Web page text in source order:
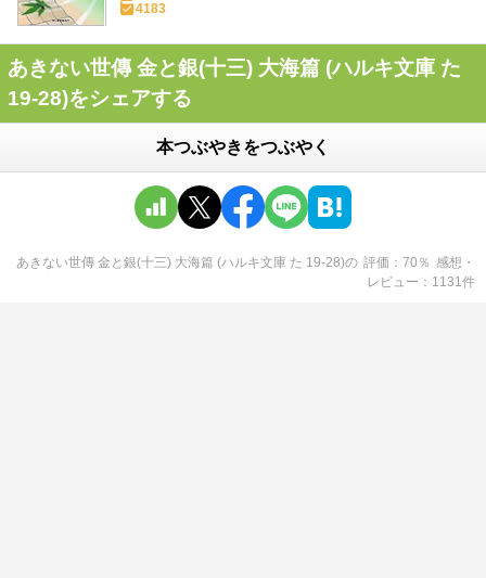
4183
あきない世傳 金と銀(十三) 大海篇 (ハルキ文庫 た
19-28)をシェアする
本つぶやきをつぶやく
あきない世傳 金と銀(十三) 大海篇 (ハルキ文庫 た 19-28)の 評価 70 ％ 感想・
レビュー
1131件